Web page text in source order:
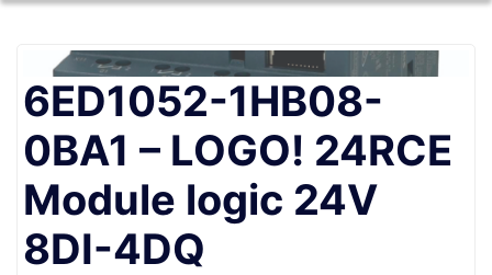
6ED1052-1HB08-
0BA1 – LOGO! 24RCE
Module logic 24V
8DI-4DQ